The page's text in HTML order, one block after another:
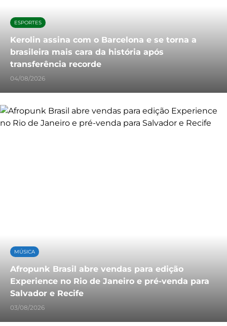
ESPORTES
Kerolin assina com o Barcelona e se torna a
brasileira mais cara da história após
transferência recorde
04/08/2026
MÚSICA
Afropunk Brasil abre vendas para edição
Experience no Rio de Janeiro e pré-venda para
Salvador e Recife
03/08/2026